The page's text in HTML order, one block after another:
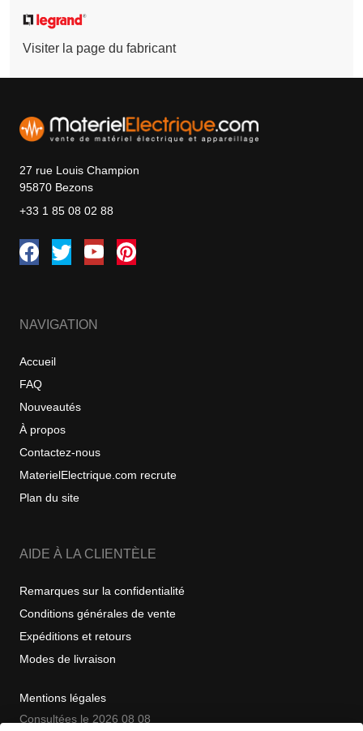
Visiter la page du fabricant
27 rue Louis Champion
95870 Bezons
+33 1 85 08 02 88
NAVIGATION
Accueil
FAQ
Nouveautés
À propos
Contactez-nous
MaterielElectrique.com recrute
Plan du site
AIDE À LA CLIENTÈLE
Remarques sur la confidentialité
Conditions générales de vente
Expéditions et retours
Modes de livraison
Mentions légales
Consultées le 2026 08 08